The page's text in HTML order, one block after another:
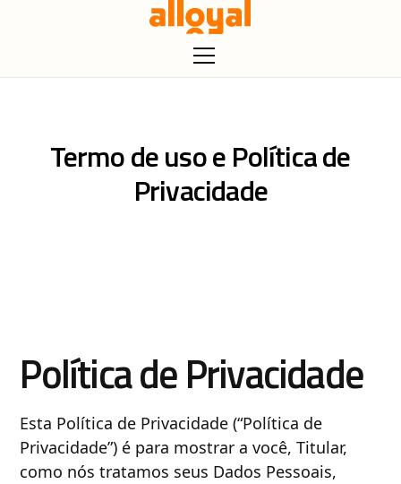
Termo de uso e Política de
Privacidade
Política de Privacidade
Esta Política de Privacidade (“Política de
Privacidade”) é para mostrar a você, Titular,
como nós tratamos seus Dados Pessoais,